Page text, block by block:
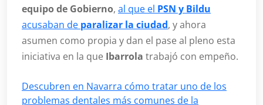
equipo de Gobierno, al que el PSN y Bildu
acusaban de paralizar la ciudad, y ahora
asumen como propia y dan el pase al pleno esta
iniciativa en la que Ibarrola trabajó con empeño.
Descubren en Navarra cómo tratar uno de los
problemas dentales más comunes de la